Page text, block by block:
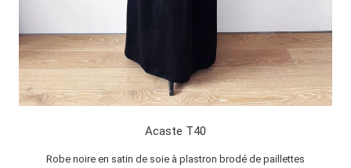
Acaste T40
Robe noire en satin de soie à plastron brodé de paillettes